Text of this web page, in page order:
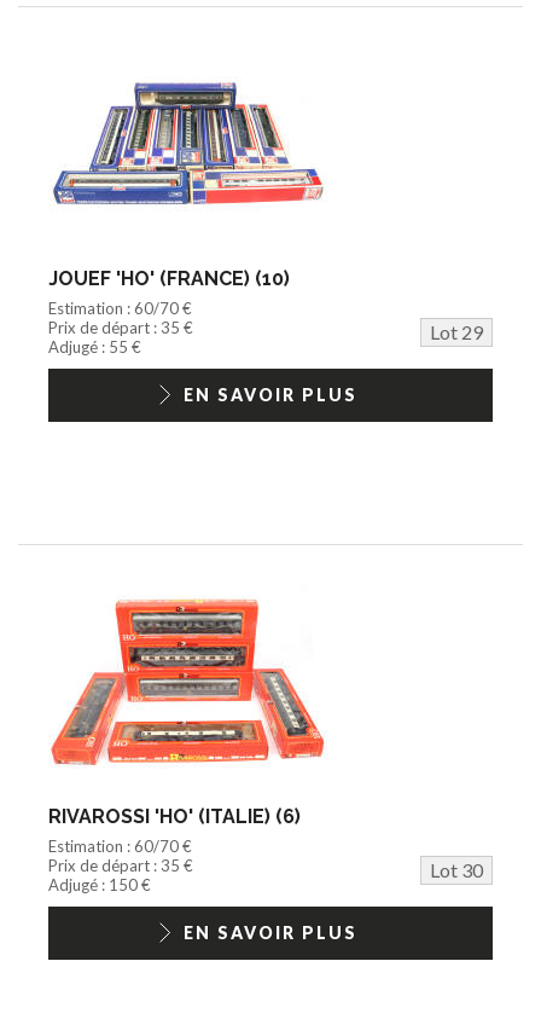
JOUEF 'HO' (FRANCE) (10)
Estimation : 60/70 €
Prix de départ : 35 €
Lot 29
Adjugé : 55 €
EN SAVOIR PLUS
RIVAROSSI 'HO' (ITALIE) (6)
Estimation : 60/70 €
Prix de départ : 35 €
Lot 30
Adjugé : 150 €
EN SAVOIR PLUS